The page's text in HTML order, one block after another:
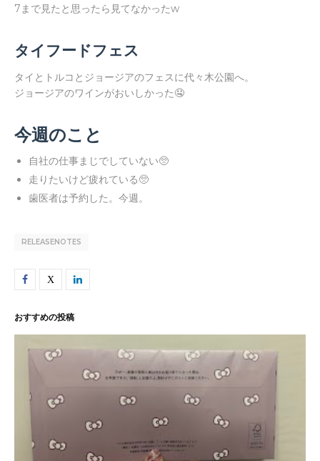
7まで見たと思ったら見てなかったw
タイフードフェス
タイとトルコとジョージアのフェスに代々木公園へ。
ジョージアのワインがおいしかった🤤
今週のこと
自社の仕事まじでしていない🥺
走りたいけど疲れている🥺
歯医者は予約した。今週。
RELEASENOTES
おすすめの投稿